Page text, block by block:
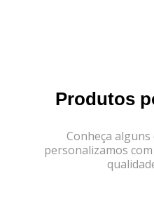
Produtos
Conheça
personalizamos